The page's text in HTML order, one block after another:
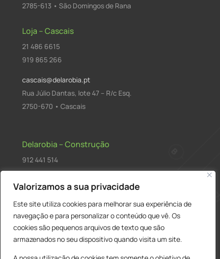
Valorizamos a sua privacidade
Este site utiliza cookies para melhorar sua experiência de
navegação e para personalizar o conteúdo que vê. Os
cookies são pequenos arquivos de texto que são
armazenados no seu dispositivo quando visita um site.
2785-613 • São Domingos de Rana
Loja – Cascais
21 486 6615
919 865 266
cascais@delarobia.pt
Rua Júlio Dantas, lote 47 – R/c Esq.
2750-670 • Cascais
Delarobia – Construção
912 441 514
R. António Andrade, 1171
2820-287 • Charneca de Caparica
Products
search PESQUISAR